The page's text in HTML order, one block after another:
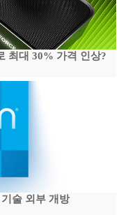
최대 30% 가격 인상?
술 외부 개방